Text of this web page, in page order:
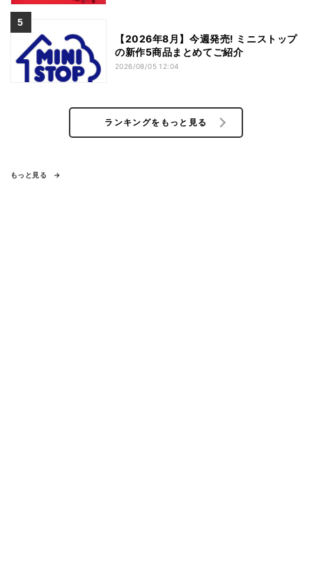
【2026年8月】今週発売! ミニストップ
の新作5商品まとめてご紹介
2026/08/05 12:04
ランキングをもっと見る
もっと見る